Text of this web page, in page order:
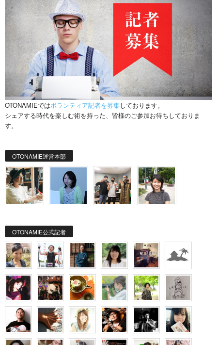
OTONAMIEではボランティア記者を募集しております。
シェアする時代を楽しむ術を持った、皆様のご参加お待ちしておりま
す。
OTONAMIE運営本部
OTONAMIE公式記者